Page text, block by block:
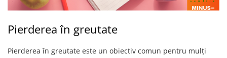
Pierderea în greutate
Pierderea în greutate este un obiectiv comun pentru mulți